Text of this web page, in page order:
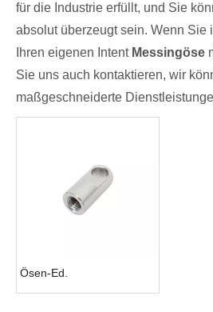
für die Industrie erfüllt, und Sie
absolut überzeugt sein. Wenn Sie
Ihren eigenen Intent Messingöse
Sie uns auch kontaktieren, wir
maßgeschneiderte
Ösen-Ed.